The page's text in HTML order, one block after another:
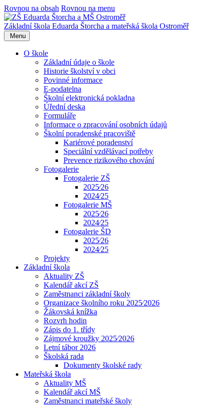
Rovnou na obsah Rovnou na menu
Základní škola Eduarda Štorcha a mateřská škola Ostroměř
Menu
O škole
Základní údaje o škole
Historie školství v obci
Povinné informace
E-podatelna
Školní elektronická pokladna
Úřední deska
Formuláře
Informace o zpracování osobních údajů
Školní poradenské pracoviště
Kariérové poradenství
Speciální vzdělávací potřeby
Prevence rizikového chování
Fotogalerie
Fotogalerie ZŠ
2025⁄26
2024⁄25
Fotogalerie MŠ
2025⁄26
2024⁄25
Fotogalerie ŠD
2025⁄26
2024⁄25
Projekty
Základní škola
Aktuality ZŠ
Kalendář akcí ZŠ
Zaměstnanci základní školy
Organizace školního roku 2025⁄2026
Žákovská knížka
Rozvrh hodin
Zápis do 1. třídy
Zájmové kroužky 2025⁄2026
Letní tábor 2026
Školská rada
Dokumenty školské rady
Mateřská škola
Aktuality MŠ
Kalendář akcí MŠ
Zaměstnanci mateřské školy